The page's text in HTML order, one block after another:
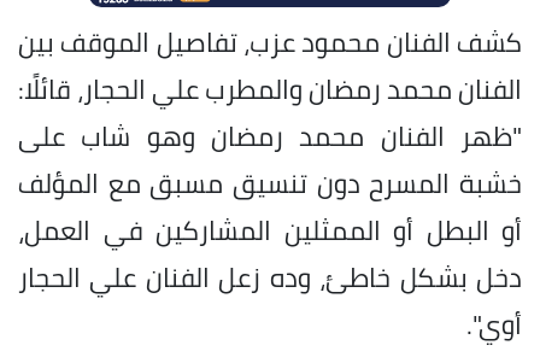
كشف الفنان محمود عزب، تفاصيل الموقف بين
الفنان محمد رمضان والمطرب علي الحجار، قائلًا:
"ظهر الفنان محمد رمضان وهو شاب على
خشبة المسرح دون تنسيق مسبق مع المؤلف
أو البطل أو الممثلين المشاركين في العمل،
دخل بشكل خاطئ، وده زعل الفنان علي الحجار
أوي".